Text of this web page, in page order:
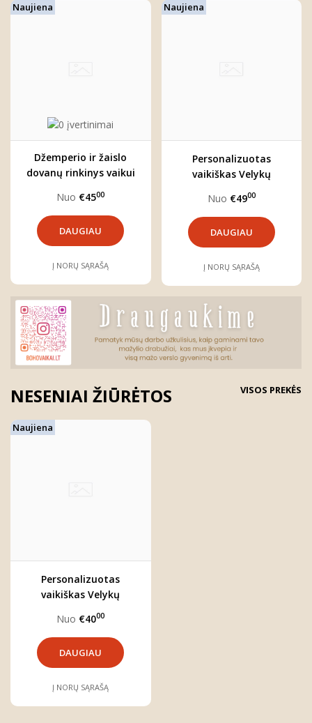
Naujiena
Džemperio ir žaislo
dovanų rinkinys vaikui
Nuo €4500
DAUGIAU
Į NORŲ SĄRAŠĄ
Naujiena
Personalizuotas
vaikiškas Velykų
Nuo €4900
DAUGIAU
Į NORŲ SĄRAŠĄ
NESENIAI ŽIŪRĖTOS VISOS PREKĖS
Naujiena
Personalizuotas
vaikiškas Velykų
Nuo €4000
DAUGIAU
Į NORŲ SĄRAŠĄ